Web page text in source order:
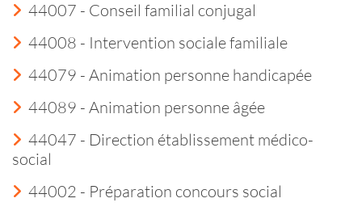
44007 - Conseil familial conjugal
44008 - Intervention sociale familiale
44079 - Animation personne handicapée
44089 - Animation personne âgée
44047 - Direction établissement médico-
social
44002 - Préparation concours social